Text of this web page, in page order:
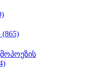
(865)